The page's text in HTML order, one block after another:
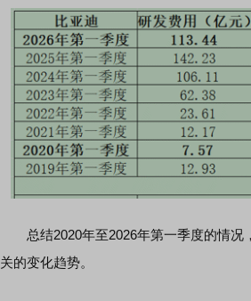
总结2020年至2026年第一季度的情况
关的变化趋势。